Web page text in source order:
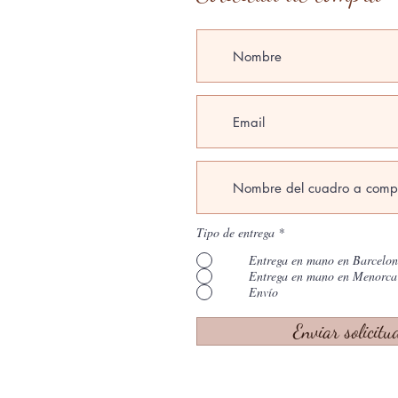
Tipo de entrega *
Entrega en mano en
Entrega en mano en Menorca
Envío
Enviar